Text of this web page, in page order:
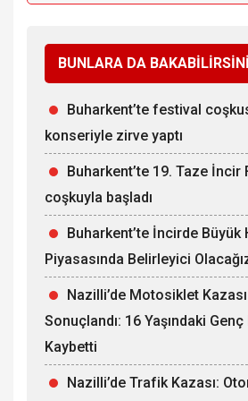
BUNLARA DA
Buharkent’te festival
konseriyle zirve yaptı
Buharkent’te 19. Taze İncir
coşkuyla başladı
Buharkent’te İncirde Büyük
Piyasasında Belirleyici
Nazilli’de Motosiklet
Sonuçlandı: 16 Yaşındaki Genç
Kaybetti
Nazilli’de Trafik Kazası: